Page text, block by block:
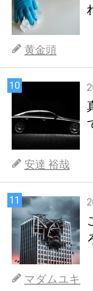
黄金頭
10
安達 裕哉
11
マダムユキ